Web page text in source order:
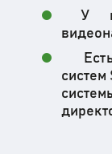
У
Есть
систем